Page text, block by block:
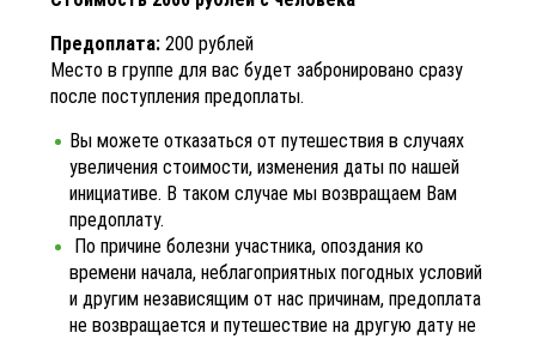
Предоплата: 200 рублей
Место в группе для вас будет забронировано сразу
после поступления предоплаты.
Вы можете отказаться от путешествия в случаях
увеличения стоимости, изменения даты по нашей
инициативе. В таком случае мы возвращаем Вам
предоплату.
По причине болезни участника, опоздания ко
времени начала, неблагоприятных погодных условий
и другим независящим от нас причинам, предоплата
не возвращается и путешествие на другую дату не